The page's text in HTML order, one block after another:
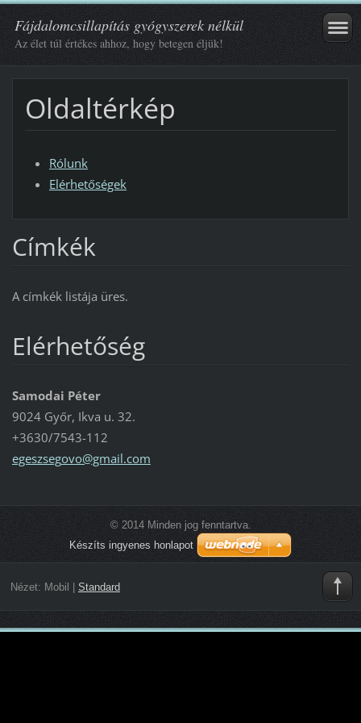
Fájdalomcsillapítás gyógyszerek nélkül
Az élet túl értékes ahhoz, hogy betegen éljük!
Oldaltérkép
Rólunk
Elérhetőségek
Címkék
A címkék listája üres.
Elérhetőség
Samodai Péter
9024 Győr, Ikva u. 32.
+3630/7543-112
egeszsegovo@gmail.com
© 2014 Minden jog fenntartva.
Készíts ingyenes honlapot
Nézet: Mobil Standard